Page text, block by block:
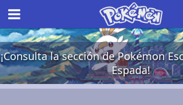
¡Consulta la sección de Pokémon
Espada!